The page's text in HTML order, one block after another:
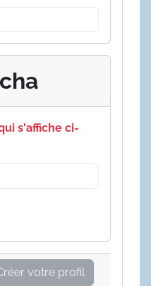
s'affiche ci-
votre profil